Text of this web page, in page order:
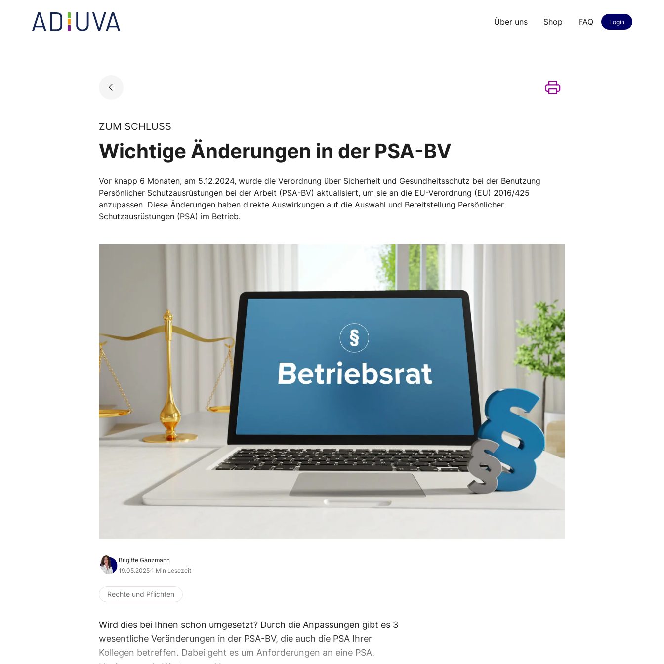
Go to landing page. Über uns Shop FAQ Login
ZUM SCHLUSS
Wichtige Änderungen in der PSA-BV
Vor knapp 6 Monaten, am 5.12.2024, wurde die Verordnung über Sicherheit und Gesundheitsschutz bei der Benutzung
Persönlicher Schutzausrüstungen bei der Arbeit (PSA-BV) aktualisiert, um sie an die EU-Verordnung (EU) 2016/425
anzupassen. Diese Änderungen haben direkte Auswirkungen auf die Auswahl und Bereitstellung Persönlicher
Schutzausrüstungen (PSA) im Betrieb.
Brigitte Ganzmann
19.05.2025·1 Min Lesezeit
Rechte und Pflichten
Wird dies bei Ihnen schon umgesetzt? Durch die Anpassungen gibt es 3
wesentliche Veränderungen in der PSA-BV, die auch die PSA Ihrer
Kollegen betreffen. Dabei geht es um Anforderungen an eine PSA,